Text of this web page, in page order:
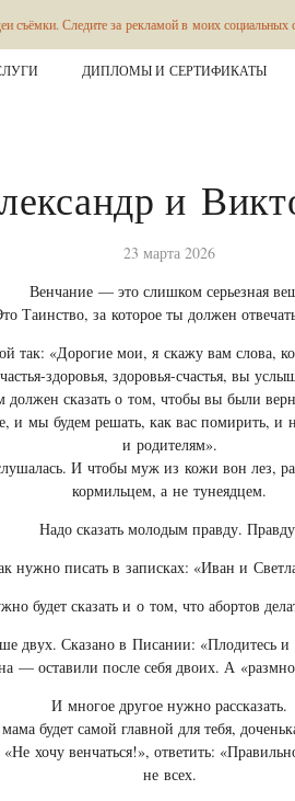
ДИПЛОМЫ И СЕРТИФИКАТЫ
и
23 марта 2026
Венчание — это слишком серьезная
Таинство, за которое ты должен
так: «Дорогие мои, я скажу вам слова,
здоровья, здоровья-счастья, вы
должен сказать о том, чтобы вы были
и мы будем решать, как вас помирить, и
и родителям».
И чтобы муж из кожи вон лез,
кормильцем, а не тунеядцем.
Надо сказать молодым правду.
нужно писать в записках: «Иван и
будет сказать и о том, что абортов
двух. Сказано в Писании: «Плодитесь
— оставили после себя двоих. А
И многое другое нужно рассказать.
будет самой главной для тебя,
хочу венчаться!», ответить:
не всех.
Следите за рекламой в моих социальных сетях!